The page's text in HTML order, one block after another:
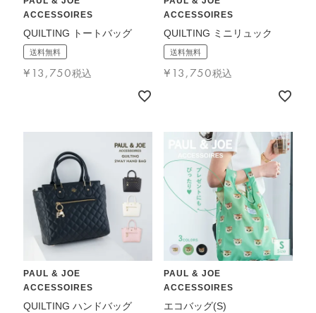
ACCESSOIRES
QUILTING トートバッグ
送料無料
¥ 13,750税込
ACCESSOIRES
QUILTING ミニリュック
送料無料
¥ 13,750税込
PAUL & JOE
ACCESSOIRES
QUILTING ハンドバッグ
PAUL & JOE
ACCESSOIRES
エコバッグ(S)